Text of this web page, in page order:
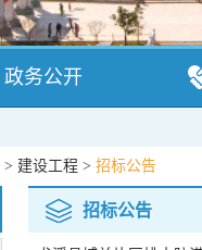
政务公开
> 建设工程 > 招标公告
招标公告